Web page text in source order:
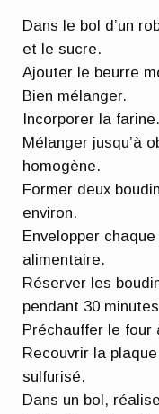
Dans le bol d’un
et le sucre.
Ajouter le beurre
Bien mélanger.
Incorporer la farine.
Mélanger jusqu’à
homogène.
Former deux
environ.
Envelopper
alimentaire.
Réserver les
pendant 30
Préchauffer le four
Recouvrir la
sulfurisé.
Dans un bol,